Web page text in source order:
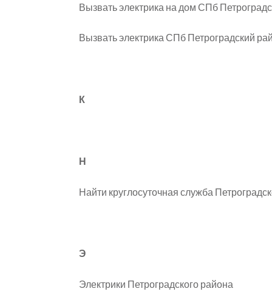
Вызвать электрика на дом СПб
Вызвать электрика СПб Петроградский
К
Н
Найти круглосуточная служба
Э
Электрики Петроградского района